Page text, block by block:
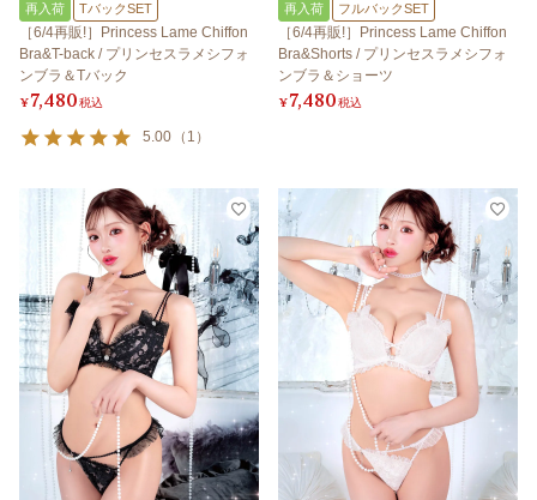
再入荷 TバックSET
［6/4再販!］Princess Lame Chiffon
Bra&T-back / プリンセスラメシフォ
ンブラ＆Tバック
¥7,480税込
5.00 （ 1 ）
再入荷 フルバックSET
［6/4再販!］Princess Lame Chiffon
Bra&Shorts / プリンセスラメシフォ
ンブラ＆ショーツ
¥7,480税込